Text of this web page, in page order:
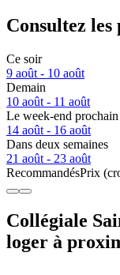
Consultez
Ce soir
9 août - 10 août
Demain
10 août - 11 août
Le week-end prochain
14 août - 16 août
Dans deux semaines
21 août - 23 août
RecommandésPrix
Collégiale
loger à